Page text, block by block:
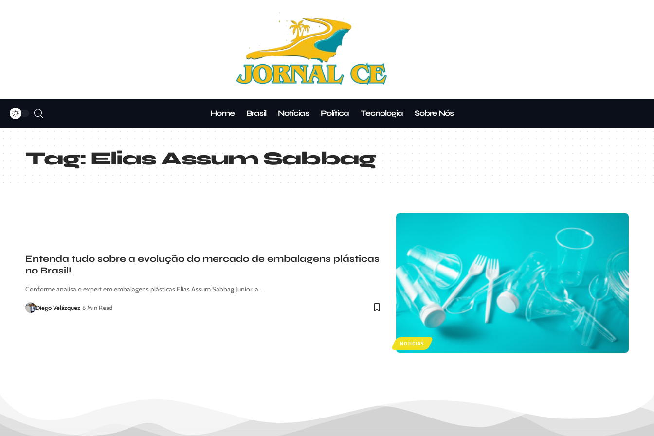
Home Brasil Notícias Política Tecnologia Sobre Nós
Tag: Elias Assum Sabbag
NOTÍCIAS
Entenda tudo sobre a evolução do mercado de embalagens plásticas
no Brasil!
Conforme analisa o expert em embalagens plásticas Elias Assum Sabbag Junior, a…
Diego Velázquez 6 Min Read